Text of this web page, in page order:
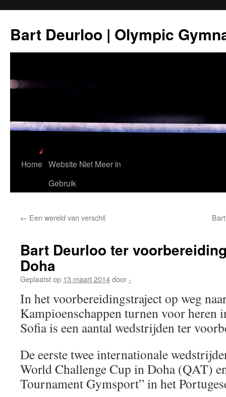
de
inhoud
Bart Deurloo | Olympic
Home Website Niet Meer in
Gebruik
← Een wereld van verschil
Bart Deurloo ter
Doha
Geplaatst op 13 maart 2014door-
In het voorbereidingstraject op weg
Kampioenschappen turnen voor heren
Sofia is een aantal wedstrijden ter
De eerste twee internationale
World Challenge Cup in Doha (QAT)
Tournament Gymsport” in het